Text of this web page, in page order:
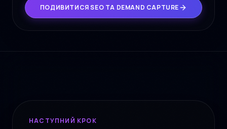
ПОДИВИТИСЯ SEO ТА DEMAND CAPTURE
НАСТУПНИЙ КРОК